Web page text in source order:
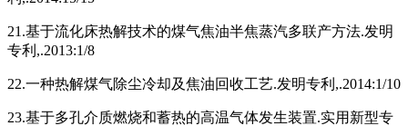
21.基于流化床热解技术的煤气焦油半焦蒸汽多联产方法.发明
专利,.2013:1/8
22.一种热解煤气除尘冷却及焦油回收工艺.发明专利,.2014:1/10
23.基于多孔介质燃烧和蓄热的高温气体发生装置.实用新型专